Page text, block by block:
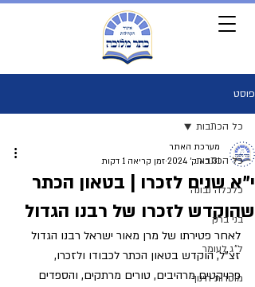
פוסט
כל הכתבות
כלכלה נבונה
בני ברק
ל"ג לעומר
מוסדות חינוך
כל הכתבות
י"א שנים לזכרו | בטאון הכתר
שהוקדש לזכרו של רבנו הגדול
מערכת האתר
31 באוק׳ 2024
זמן קריאה 1 דקות
לאחר פטירתו של מרן מאור ישראל רבנו הגדול
זצ"ל, הוקדש בטאון הכתר לכבודו ולזכרו,
פרויקטים מרהיבים, טורים מרתקים, והספדים